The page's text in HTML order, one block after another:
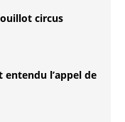
circus
entendu l’appel de